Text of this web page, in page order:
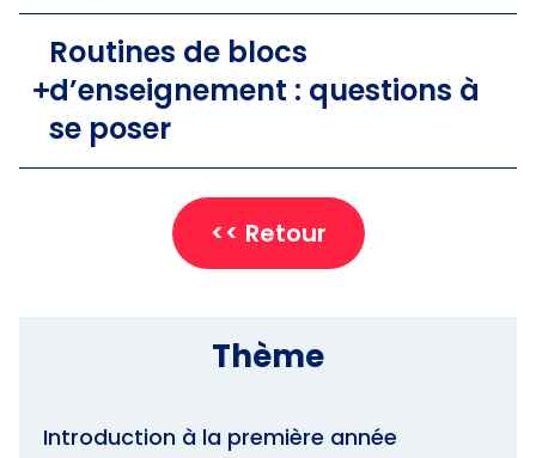
Thème
Introduction à la première année
Routines de blocs
d’enseignement : questions à
se poser
<< Retour